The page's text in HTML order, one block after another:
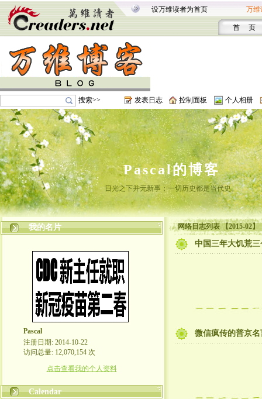
设万维读者为首页 万维
首 页
搜索>> 发表日志 控制面板 个人相册
Pascal的博客
日光之下并无新事；一切历史都是当代史。
我的名片
Pascal
注册日期: 2014-10-22
访问总量: 12,070,154 次
点击查看我的个人资料
Calendar
网络日志列表 【2015-02】
中国三年大饥荒
微信疯传的普京名